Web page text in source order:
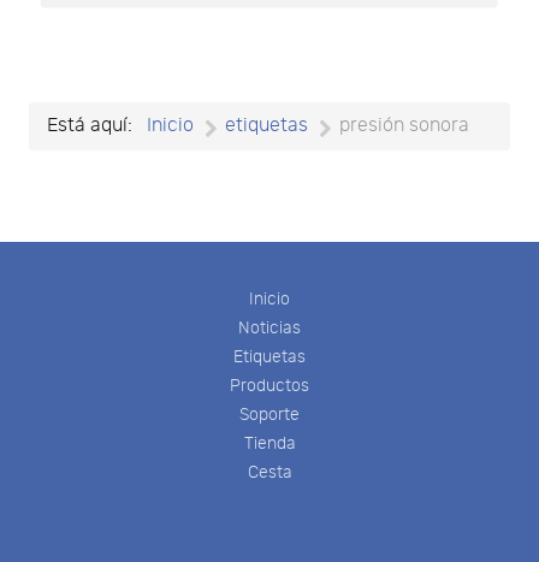
Está aquí: Inicio etiquetas presión sonora
Inicio
Noticias
Etiquetas
Productos
Soporte
Tienda
Cesta